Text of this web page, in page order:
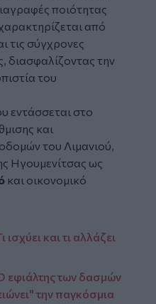
ποιότητας
από
τις σύγχρονες
διασφαλίζοντας την
του
εντάσσεται στο
και
του Λιμανιού,
Ηγουμενίτσας ως
και οικονομικό
και τι αλλάζει
εφιάλτης των δασμών
την παγκόσμια